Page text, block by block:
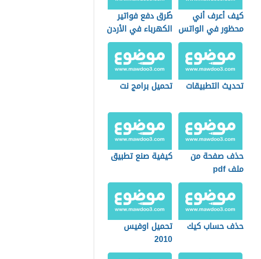
كيف أعرف أني
محظور في الواتس
آب
طُرق دفع فواتير
الكهرباء في الأردن
تحديث التطبيقات تحميل برامج نت
حذف صفحة من
ملف pdf
كيفية صنع تطبيق
حذف حساب كيك
تحميل اوفيس
2010